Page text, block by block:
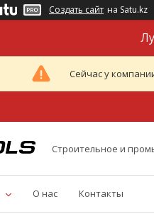
Создать сайт на Satu.kz
Сейчас у
Строительное и
О нас Контакты